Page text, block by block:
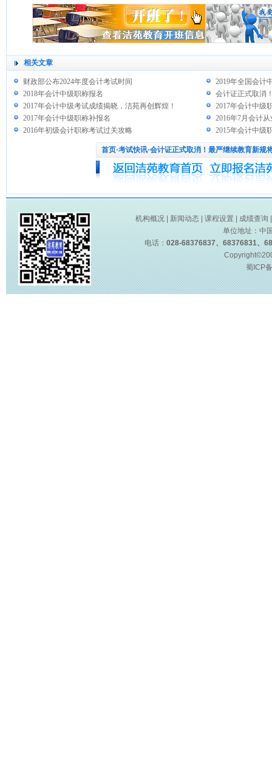
相关文章
财政部公布2024年度会计考试时间
2019年全国会计
2018年会计中级职称报名
会计证正式取消
2017年会计中级考试成绩揭晓，洁苑再创辉煌！
2017年会计中级
2017年会计中级职称补报名
2016年7月会计
2016年初级会计职称考试过关攻略
2015年会计中级
首页·考试快讯·会计证正式取消！最严继续教育新规
机构概况| 新闻动态| 课程设置| 成绩查询
单位地址：中
电话： 028-68376837、68376831、
蜀ICP